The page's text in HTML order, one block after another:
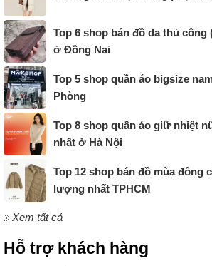
Top 6 shop bán đồ da thủ công
ở Đồng Nai
Top 5 shop quần áo bigsize
Phòng
Top 8 shop quần áo giữ nhiệt
nhất ở Hà Nội
Top 12 shop bán đồ mùa đông
lượng nhất TPHCM
Xem tất cả
Hỗ trợ khách hàng